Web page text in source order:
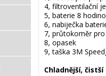
4, filtroventilační
5, baterie 8
6, nabiječka
7, průtokoměr
8, opasek
9, taška 3M
Chladnější,